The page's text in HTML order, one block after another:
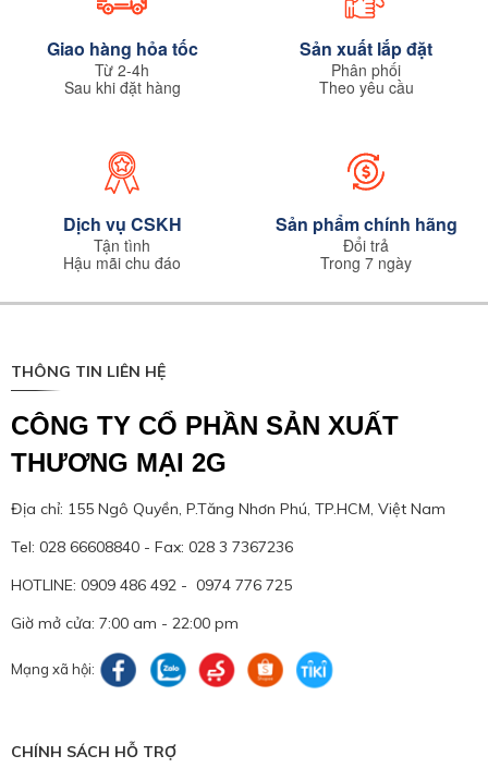
Giao hàng hỏa tốc
Từ 2-4h
Sau khi đặt hàng
Sản xuất lắp đặt
Phân phối
Theo yêu cầu
Dịch vụ CSKH
Tận tình
Hậu mãi chu đáo
Sản phẩm chính hãng
Đổi trả
Trong 7 ngày
THÔNG TIN LIÊN HỆ
CÔNG TY CỔ PHẦN SẢN XUẤT
THƯƠNG MẠI 2G
Địa chỉ: 155 Ngô Quyền, P.Tăng Nhơn Phú, TP.HCM, Việt Nam
Tel: 028 66608840 - Fax: 028 3 7367236
HOTLINE: 0909 486 492 - 0974 776 725
Giờ mở cửa: 7:00 am - 22:00 pm
Mạng xã hội:
CHÍNH SÁCH HỖ TRỢ